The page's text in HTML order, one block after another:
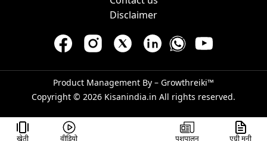
Disclaimer
Product Management By – Growthreiki™
Copyright © 2026 Kisanindia.in All rights reserved.